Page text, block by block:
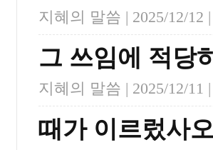
지혜의 말씀 | 2025/12/12
그 쓰임에 적당
지혜의 말씀 | 2025/12/11
때가 이르렀사